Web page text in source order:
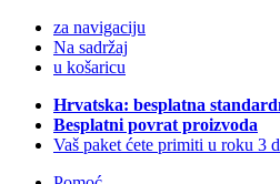
za navigaciju
Na sadržaj
u košaricu
Hrvatska: besplatna
Besplatni povrat proizvoda
Vaš paket ćete primiti u roku 3